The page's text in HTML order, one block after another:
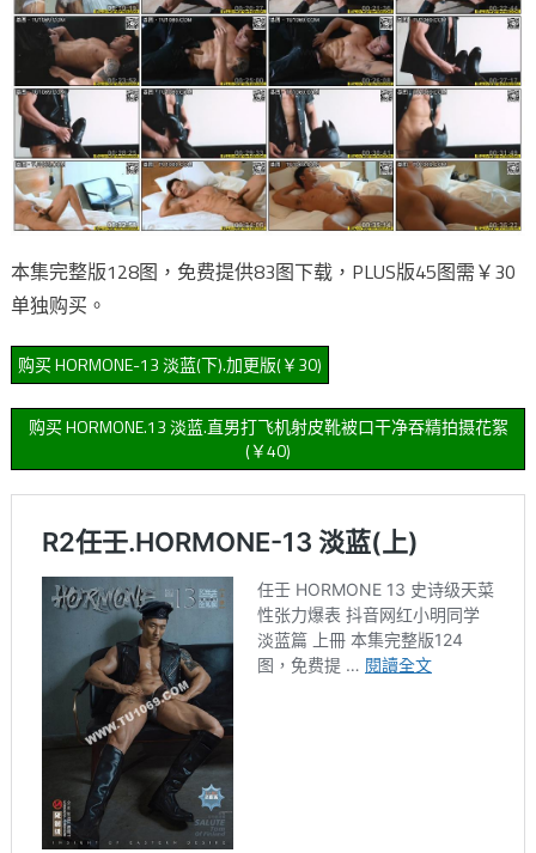
本集完整版128图，免费提供83图下载，PLUS版45图需￥30
单独购买。